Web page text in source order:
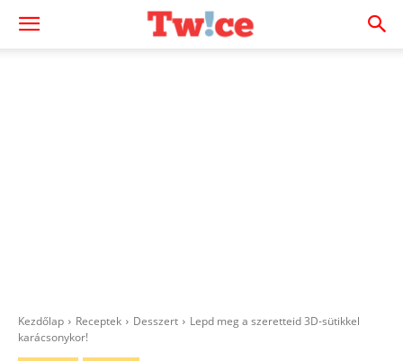
Kezdőlap Receptek Desszert
Lepd meg a szeretteid 3D-sütikkel
karácsonykor!